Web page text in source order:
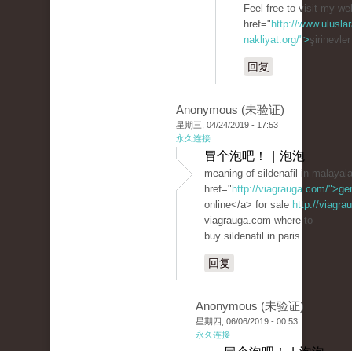
Feel free to visit my
href=" http://
nakliyat.org/">
回复
Anonymous (未验证)
星期三, 04/24/2019 - 17:53
永久连接
冒个泡吧！ | 泡泡
meaning of sildenafil in
href=" http://viagrauga.com/
online</a> for sale http://
viagrauga.com where to
buy sildenafil in paris
回复
Anonymous (未验证)
星期四, 06/06/2019 - 00:53
永久连接